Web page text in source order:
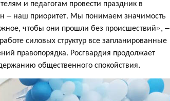
и педагогам провести праздник в
– наш приоритет. Мы понимаем значимость
чтобы они прошли без происшествий», –
силовых структур все запланированные
правопорядка. Росгвардия продолжает
общественного спокойствия.